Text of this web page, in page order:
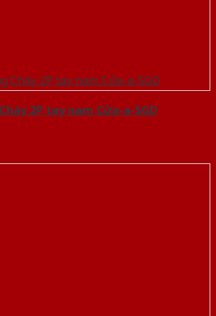
2P tay nam Cửa-a-SGD